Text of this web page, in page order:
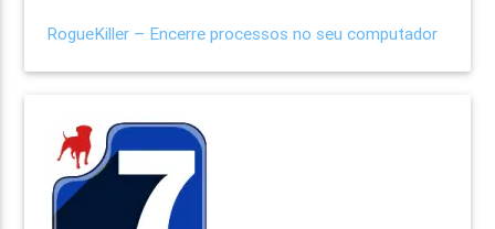
RogueKiller – Encerre processos no seu computador